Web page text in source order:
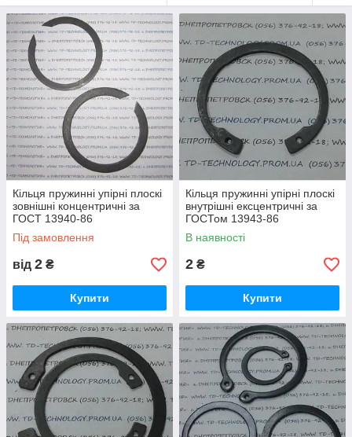
Качественные крепежные детали по самым лучшим ценам
можно приобрести в магазине компании «ТД-Технология».
Продукция доступна в розницу и оптом в неограниченном
количестве.
Кільця пружинні упірні плоскі
зовнішні концентричні за
ГОСТ 13940-86
Під замовлення
від 2 ₴
Купити
Кільця пружинні упірні плоскі
внутрішні ексцентричні за
ГОСТом 13943-86
В наявності
2 ₴
Купити